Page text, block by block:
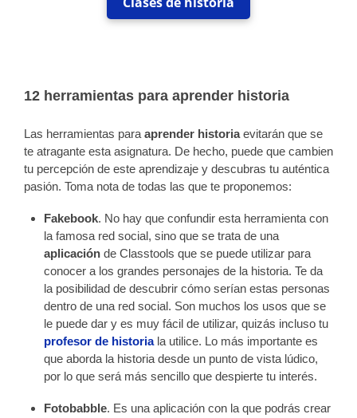
12 herramientas para aprender historia
Las herramientas para aprender historiaevitarán que se
te atragante esta asignatura. De hecho, puede que cambien
tu percepción de este aprendizaje y descubras tu auténtica
pasión. Toma nota de todas las que te proponemos:
Fakebook. No hay que confundir esta herramienta con
la famosa red social, sino que se trata de una
aplicación de Classtools que se puede utilizar para
conocer a los grandes personajes de la historia. Te da
la posibilidad de descubrir cómo serían estas personas
dentro de una red social. Son muchos los usos que se
le puede dar y es muy fácil de utilizar, quizás incluso tu
profesor de historiala utilice. Lo más importante es
que aborda la historia desde un punto de vista lúdico,
por lo que será más sencillo que despierte tu interés.
Fotobabble. Es una aplicación con la que podrás crear